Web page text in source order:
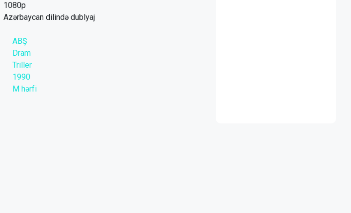
1080p
Azərbaycan dilində dublyaj
ABŞ
Dram
Triller
1990
M hərfi